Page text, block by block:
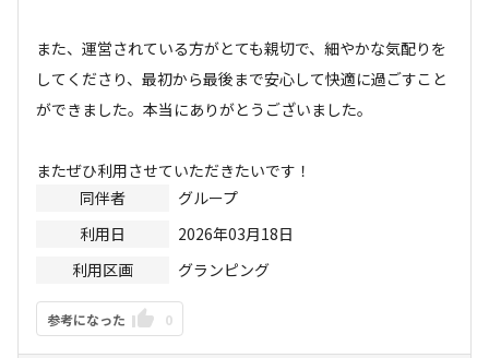
また、運営されている方がとても親切で、細やかな気配りを
してくださり、最初から最後まで安心して快適に過ごすこと
ができました。本当にありがとうございました。
またぜひ利用させていただきたいです！
同伴者
グループ
利用日
2026年03月18日
利用区画
グランピング
参考になった 0